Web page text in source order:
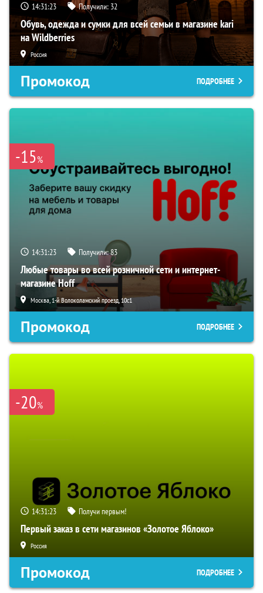
14:31:22 Получили: 32
Обувь, одежда и сумки для всей семьи в магазине kari
на Wildberries
Россия
Промокод ПОДРОБНЕЕ
-15%
14:31:22 Получили:83
Любые товары во всей розничной сети и интернет-
магазине Hoff
Москва, 1-й Волоколамский проезд, 10с1
Промокод ПОДРОБНЕЕ
-20%
14:31:22 Получи первым!
Первый заказ в сети магазинов «Золотое Яблоко»
Россия
Промокод ПОДРОБНЕЕ